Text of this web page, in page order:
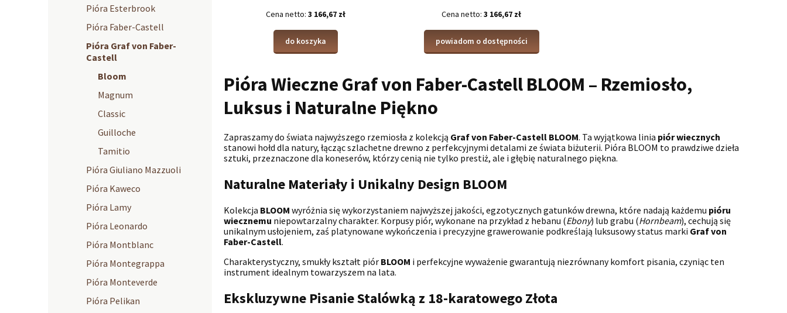
Pióra Esterbrook
Pióra Faber-Castell
Pióra Graf von Faber-
Castell
Bloom
Magnum
Classic
Guilloche
Tamitio
Pióra Giuliano Mazzuoli
Pióra Kaweco
Pióra Lamy
Pióra Leonardo
Pióra Montblanc
Pióra Montegrappa
Pióra Monteverde
Pióra Pelikan
Cena netto: 3 166,67 zł
do koszyka
Cena netto: 3 166,67 zł
powiadom o dostępności
Pióra Wieczne Graf von Faber-Castell BLOOM – Rzemiosło,
Luksus i Naturalne Piękno
Zapraszamy do świata najwyższego rzemiosła z kolekcją Graf von Faber-Castell BLOOM. Ta wyjątkowa linia piór wiecznych
stanowi hołd dla natury, łącząc szlachetne drewno z perfekcyjnymi detalami ze świata biżuterii. Pióra BLOOM to prawdziwe dzieła
sztuki, przeznaczone dla koneserów, którzy cenią nie tylko prestiż, ale i głębię naturalnego piękna.
Naturalne Materiały i Unikalny Design BLOOM
Kolekcja BLOOM wyróżnia się wykorzystaniem najwyższej jakości, egzotycznych gatunków drewna, które nadają każdemu pióru
wiecznemu niepowtarzalny charakter. Korpusy piór, wykonane na przykład z hebanu (Ebony) lub grabu (Hornbeam), cechują się
unikalnym usłojeniem, zaś platynowane wykończenia i precyzyjne grawerowanie podkreślają luksusowy status marki Graf von
Faber-Castell.
Charakterystyczny, smukły kształt piór BLOOM i perfekcyjne wyważenie gwarantują niezrównany komfort pisania, czyniąc ten
instrument idealnym towarzyszem na lata.
Ekskluzywne Pisanie Stalówką z 18-karatowego Złota